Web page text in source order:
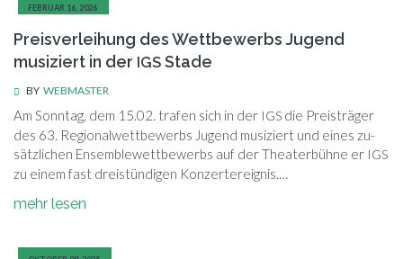
FE­BRU­AR 16, 2026
Preisverleihung des Wettbewerbs Jugend
musiziert in der IGS Stade
BY WEBMASTER
Am Sonn­tag, dem 15.02. tra­fen sich in der IGS die Preis­trä­ger
des 63. Re­gio­nal­wett­be­werbs Ju­gend mu­si­ziert und ei­nes zu­
sätz­li­chen En­sem­ble­wett­be­werbs auf der Thea­ter­büh­ne er IGS
zu ei­nem fast drei­stün­di­gen Konzertereignis.…
mehr le­sen